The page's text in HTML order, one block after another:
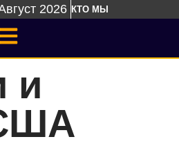
2026 КТО МЫ
и